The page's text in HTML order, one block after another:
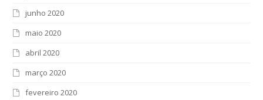
junho 2020
maio 2020
abril 2020
março 2020
fevereiro 2020